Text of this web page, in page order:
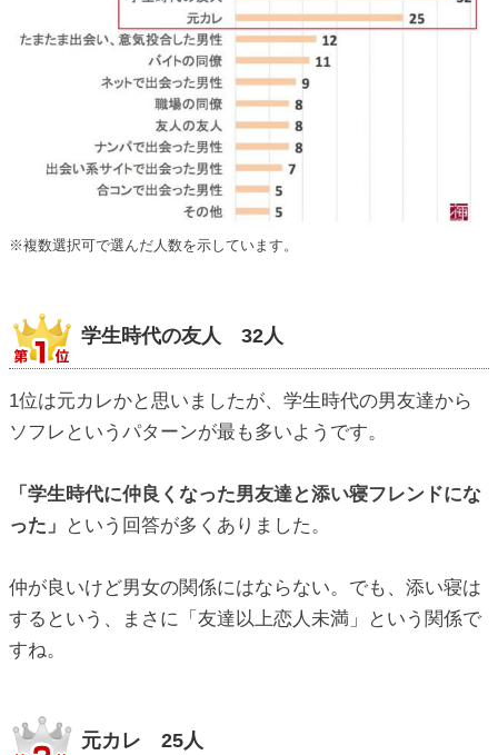
※複数選択可で選んだ人数を示しています。
学生時代の友人 32人
1位は元カレかと思いましたが、学生時代の男友達から
ソフレというパターンが最も多いようです。
「学生時代に仲良くなった男友達と添い寝フレンドにな
った」
という回答が多くありました。
仲が良いけど男女の関係にはならない。でも、添い寝は
するという、まさに「友達以上恋人未満」という関係で
すね。
元カレ 25人